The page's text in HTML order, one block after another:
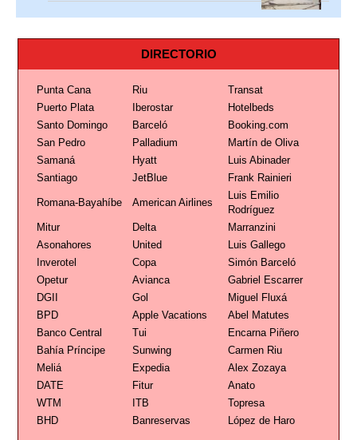
DIRECTORIO
Punta Cana Riu
Transat
Puerto Plata
Iberostar
Hotelbeds
Santo Domingo
Barceló
Booking.com
San Pedro
Palladium
Martín de Oliva
Samaná
Hyatt
Luis Abinader
Santiago
JetBlue Frank Rainieri
Romana-Bayahíbe American Airlines
Luis Emilio
Rodríguez
Mitur
Delta
Marranzini
Asonahores
United
Luis Gallego
Inverotel
Copa
Simón Barceló
Opetur
Avianca
Gabriel Escarrer
DGII
Gol
Miguel Fluxá
BPD
Apple Vacations
Abel Matutes
Banco Central
Tui
Encarna Piñero
Bahía Príncipe
Sunwing
Carmen Riu
Meliá
Expedia
Alex Zozaya
DATE
Fitur
Anato
WTM
ITB
Topresa
BHD
Banreservas López de Haro